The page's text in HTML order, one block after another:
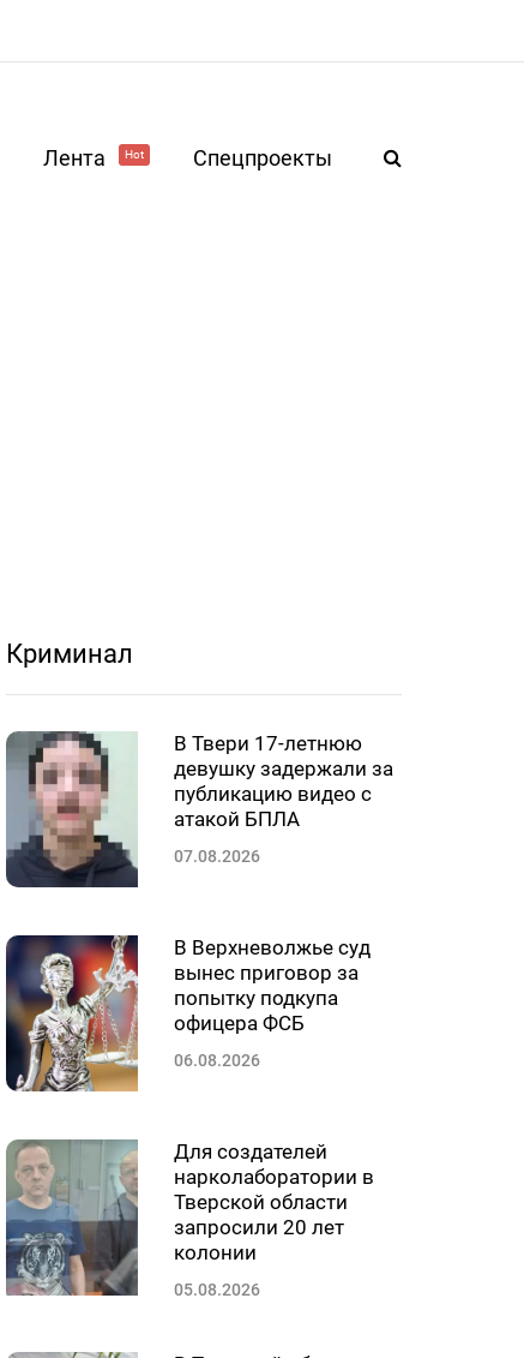
Лента Hot Спецпроекты
Криминал
В Твери 17-летнюю
девушку задержали за
публикацию видео с
атакой БПЛА
07.08.2026
В Верхневолжье суд
вынес приговор за
попытку подкупа
офицера ФСБ
06.08.2026
Для создателей
нарколаборатории в
Тверской области
запросили 20 лет
колонии
05.08.2026